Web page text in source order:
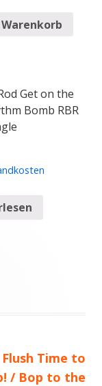
Get on the
Bomb RBR
Flush Time to
/ Bop to the